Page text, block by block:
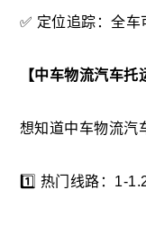
✅ 定位追踪 ：全车
【中车物流汽车托
想知道中车物流汽
1️⃣ 热门线路 ：1-